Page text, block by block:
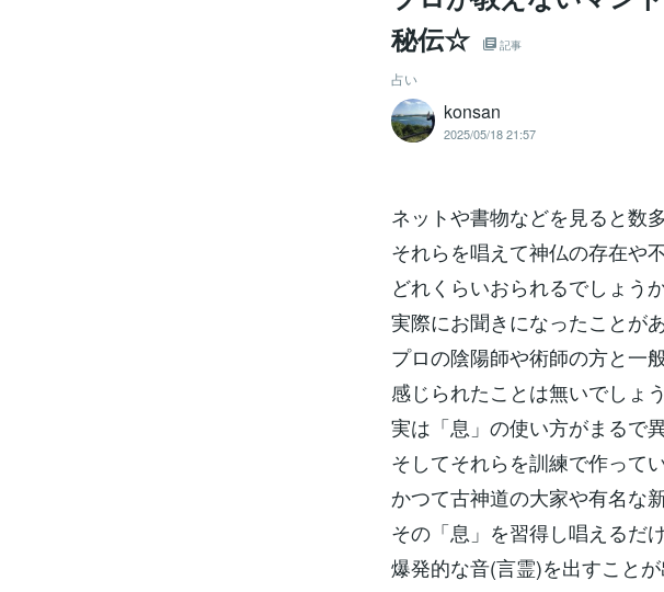
秘伝☆
記事
占い
konsan
2025/05/18 21:57
ネットや書物などを見ると数
それらを唱えて神仏の存在や
どれくらいおられるでしょう
実際にお聞きになったことが
プロの陰陽師や術師の方と一
感じられたことは無いでしょ
実は「息」の使い方がまるで
そしてそれらを訓練で作って
かつて古神道の大家や有名な
その「息」を習得し唱えるだ
爆発的な音(言霊)を出すことが